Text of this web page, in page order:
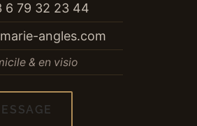
79 32 23 44
angles.com
& en visio